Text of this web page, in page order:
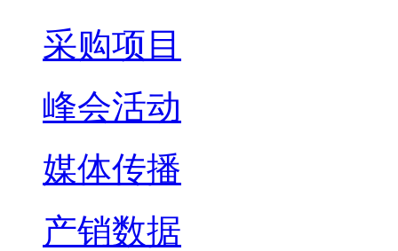
采购项目
峰会活动
媒体传播
产销数据